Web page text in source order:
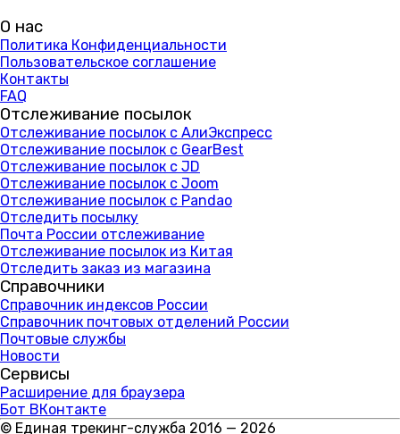
О нас
Политика Конфиденциальности
Пользовательское соглашение
Контакты
FAQ
Отслеживание посылок
Отслеживание посылок с АлиЭкспресс
Отслеживание посылок с GearBest
Отслеживание посылок с JD
Отслеживание посылок с Joom
Отслеживание посылок с Pandao
Отследить посылку
Почта России отслеживание
Отслеживание посылок из Китая
Отследить заказ из магазина
Справочники
Справочник индексов России
Справочник почтовых отделений России
Почтовые службы
Новости
Сервисы
Расширение для браузера
Бот ВКонтакте
© Единая трекинг-служба 2016 — 2026